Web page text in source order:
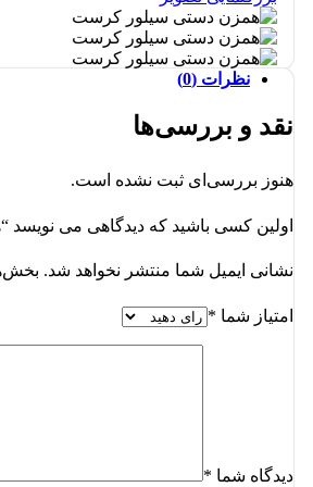
نظرات (0)
نقد و بررسی‌ها
هنوز بررسی‌ای ثبت نشده است.
اولین کسی باشید که دیدگاهی می
نشانی ایمیل شما منتشر نخواهد شد.
امتیاز شما *
دیدگاه شما *